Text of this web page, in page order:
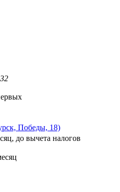
Победы, 18)
до вычета налогов